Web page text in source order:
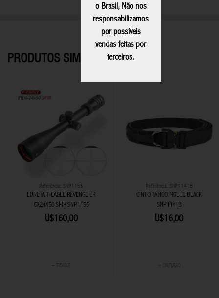
o Brasil, Não nos
responsabilizamos
por possíveis
vendas feitas por
terceiros.
PRODUTOS SIMILARES
Referência: SNP1155
LUNETA T-EAGLE REVENGE ER
6X24X50 SFIR SNP1155
U$160,00
Referência: SNP1141B
CINTO TATICO MOLLE BLACK
SNP1141B
U$16,00